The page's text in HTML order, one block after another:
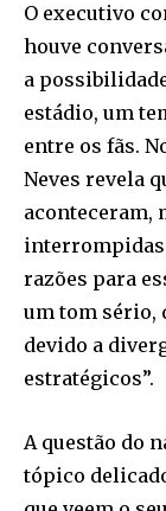
O executivo
houve
a
estádio, um
entre os fãs.
Neves revela
aconteceram,
razões para
um tom sério,
devido a
estratégicos”.
A questão do
tópico